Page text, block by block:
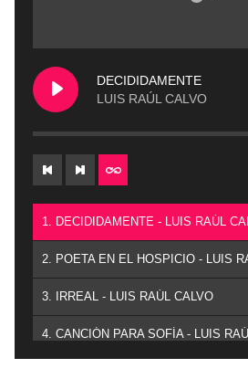
DECIDIDAMENTE
LUIS RAÚL CALVO
1. DECIDIDAMENTE - LUIS RAÚL
2. POETA EN EL HOSPICIO - LUIS
3. IRREAL - LUIS RAÚL CALVO
4. CANCIÓN PARA SOFÍA - LUIS